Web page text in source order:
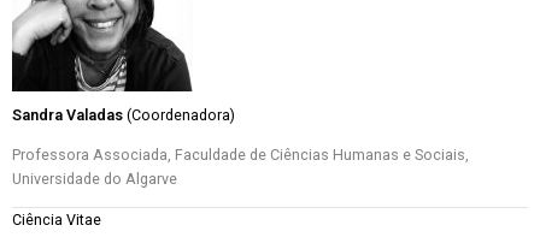
Sandra Valadas (Coordenadora)
Professora Associada, Faculdade de Ciências Humanas e Sociais,
Universidade do Algarve
Ciência Vitae